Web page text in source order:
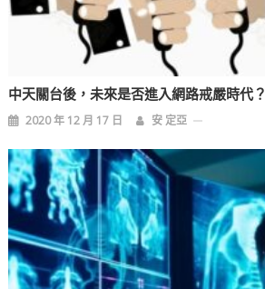
中天關台後，未來是否進入網路戒嚴時代？
2020 年 12 月 17 日 安 定亞